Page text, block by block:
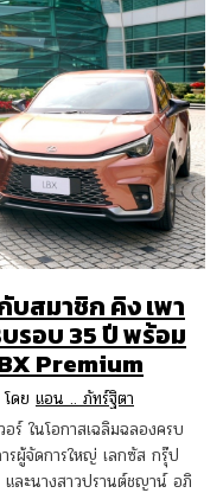
สมาชิก คิง เพา
บรอบ 35 ปี พร้อม
Premium
ดย แอน .. ภัทร์ฐิตา
ร์ ในโอกาสเฉลิมฉลองครบ
ผู้จัดการใหญ่ เลกซัส กรุ๊ป
และนางสาวปรานต์ชญาน์ อภิ